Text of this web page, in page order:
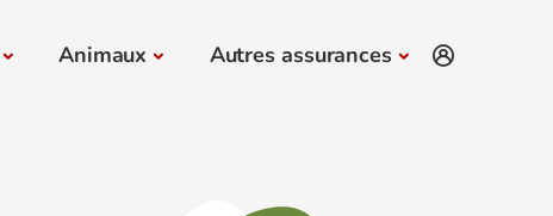
Animaux Autres assurances